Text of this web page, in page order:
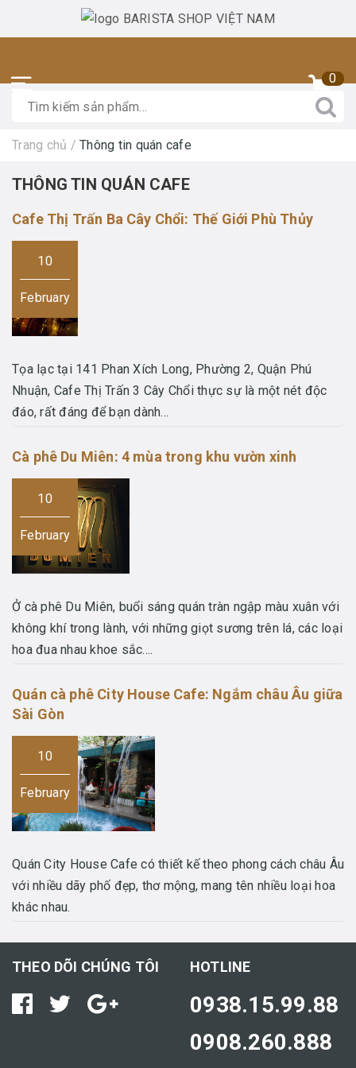
0
Trang chủ / Thông tin quán cafe
THÔNG TIN QUÁN CAFE
Cafe Thị Trấn Ba Cây Chổi: Thế Giới Phù Thủy
10
February
Tọa lạc tại 141 Phan Xích Long, Phường 2, Quận Phú
Nhuận, Cafe Thị Trấn 3 Cây Chổi thực sự là một nét độc
đáo, rất đáng để bạn dành...
Cà phê Du Miên: 4 mùa trong khu vườn xinh
10
February
Ở cà phê Du Miên, buổi sáng quán tràn ngập màu xuân với
không khí trong lành, với những giọt sương trên lá, các loại
hoa đua nhau khoe sắc....
Quán cà phê City House Cafe: Ngắm châu Âu giữa
Sài Gòn
10
February
Quán City House Cafe có thiết kế theo phong cách châu Âu
với nhiều dãy phố đẹp, thơ mộng, mang tên nhiều loại hoa
khác nhau.
THEO DÕI CHÚNG TÔI HOTLINE
0938.15.99.88
0908.260.888